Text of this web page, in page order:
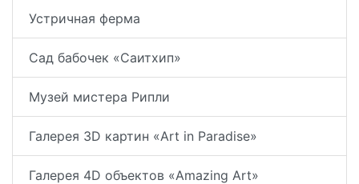
Устричная ферма
Сад бабочек «Саитхип»
Музей мистера Рипли
Галерея 3D картин «Art in Paradise»
Галерея 4D объектов «Amazing Art»